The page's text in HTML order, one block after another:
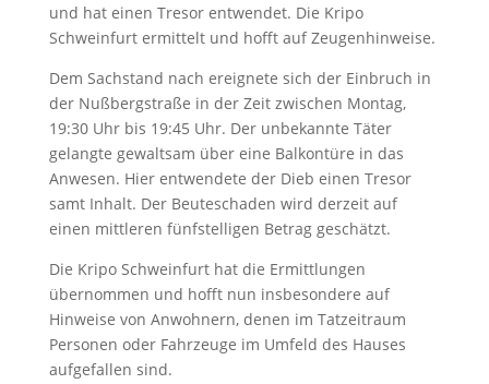
und hat einen Tresor entwendet. Die Kripo
Schweinfurt ermittelt und hofft auf Zeugenhinweise.
Dem Sachstand nach ereignete sich der Einbruch in
der Nußbergstraße in der Zeit zwischen Montag,
19:30 Uhr bis 19:45 Uhr. Der unbekannte Täter
gelangte gewaltsam über eine Balkontüre in das
Anwesen. Hier entwendete der Dieb einen Tresor
samt Inhalt. Der Beuteschaden wird derzeit auf
einen mittleren fünfstelligen Betrag geschätzt.
Die Kripo Schweinfurt hat die Ermittlungen
übernommen und hofft nun insbesondere auf
Hinweise von Anwohnern, denen im Tatzeitraum
Personen oder Fahrzeuge im Umfeld des Hauses
aufgefallen sind.